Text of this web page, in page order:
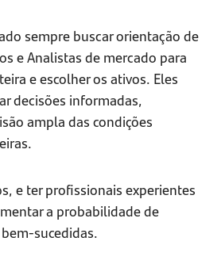
sempre buscar orientação de
e Analistas de mercado para
e escolher os ativos. Eles
decisões informadas,
ampla das condições
e ter profissionais experientes
a probabilidade de
sucedidas.